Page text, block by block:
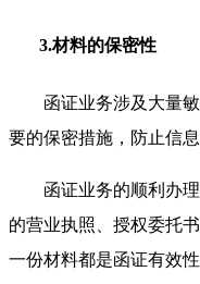
3.材料的保密性
函证业务涉及大量
要的保密措施，防止信息
函证业务的顺利办
的营业执照、授权委托
一份材料都是函证有效